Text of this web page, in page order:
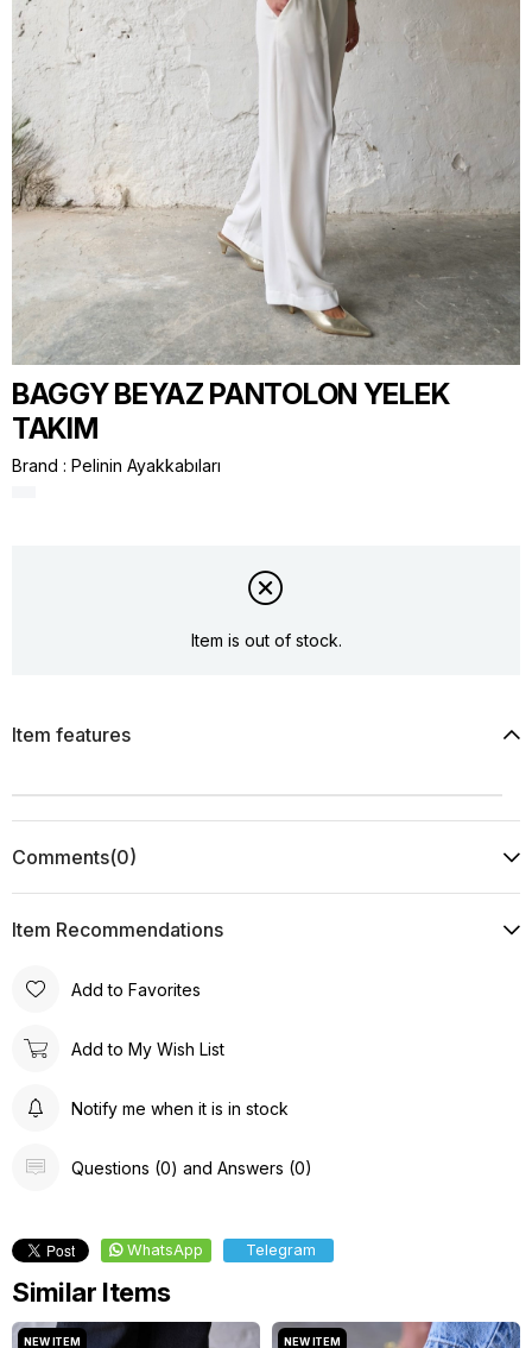
BAGGY BEYAZ PANTOLON YELEK
TAKIM
Brand : Pelinin Ayakkabıları
Item is out of stock.
Item features
Comments(0)
Item Recommendations
Add to Favorites
Add to My Wish List
Notify me when it is in stock
Questions (0) and Answers (0)
WhatsApp Telegram
Similar Items
NEW ITEM NEW ITEM